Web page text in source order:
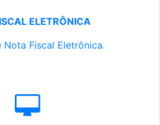
ELETRÔNICA
Nota Fiscal Eletrônica.